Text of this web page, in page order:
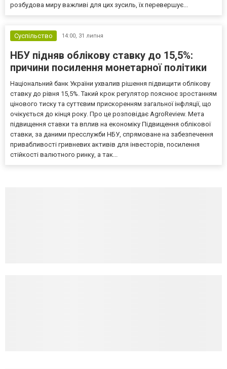
розбудова миру важливі для цих зусиль, їх перевершує...
Суспільство 14:00, 31 липня
НБУ підняв облікову ставку до 15,5%:
причини посилення монетарної політики
Національний банк України ухвалив рішення підвищити облікову
ставку до рівня 15,5%. Такий крок регулятор пояснює зростанням
цінового тиску та суттєвим прискоренням загальної інфляції, що
очікується до кінця року. Про це розповідає AgroReview. Мета
підвищення ставки та вплив на економіку Підвищення облікової
ставки, за даними пресслужби НБУ, спрямоване на забезпечення
привабливості гривневих активів для інвесторів, посилення
стійкості валютного ринку, а так...